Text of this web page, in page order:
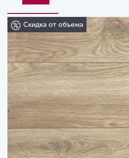
Скидка от объема